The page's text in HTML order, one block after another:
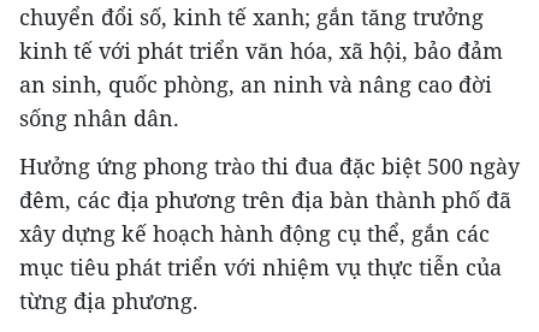
chuyển đổi số, kinh tế xanh; gắn tăng trưởng
kinh tế với phát triển văn hóa, xã hội, bảo đảm
an sinh, quốc phòng, an ninh và nâng cao đời
sống nhân dân.
Hưởng ứng phong trào thi đua đặc biệt 500 ngày
đêm, các địa phương trên địa bàn thành phố đã
xây dựng kế hoạch hành động cụ thể, gắn các
mục tiêu phát triển với nhiệm vụ thực tiễn của
từng địa phương.